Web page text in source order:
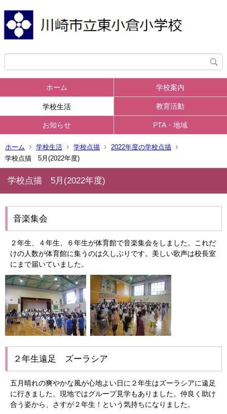
ホーム 学校案内
学校生活 教育活動
お知らせ PTA・地域
ホーム 学校生活 学校点描
2022年度の学校点描
学校点描 5月(2022年度)
学校点描 5月(2022年度)
音楽集会
２年生、４年生、６年生が体育館で音楽集会をしました。これだ
けの人数が体育館に集うのは久しぶりです。美しい歌声は校長室
にまで届いていました。
２年生遠足 ズーラシア
五月晴れの爽やかな風が心地よい日に２年生はズーラシアに遠足
に行きました。現地ではグループ見学もありました。仲良く助け
合う姿から、さすが２年生！という気持ちになりました。